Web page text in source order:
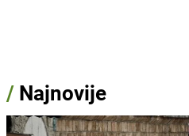
/ Najnovije